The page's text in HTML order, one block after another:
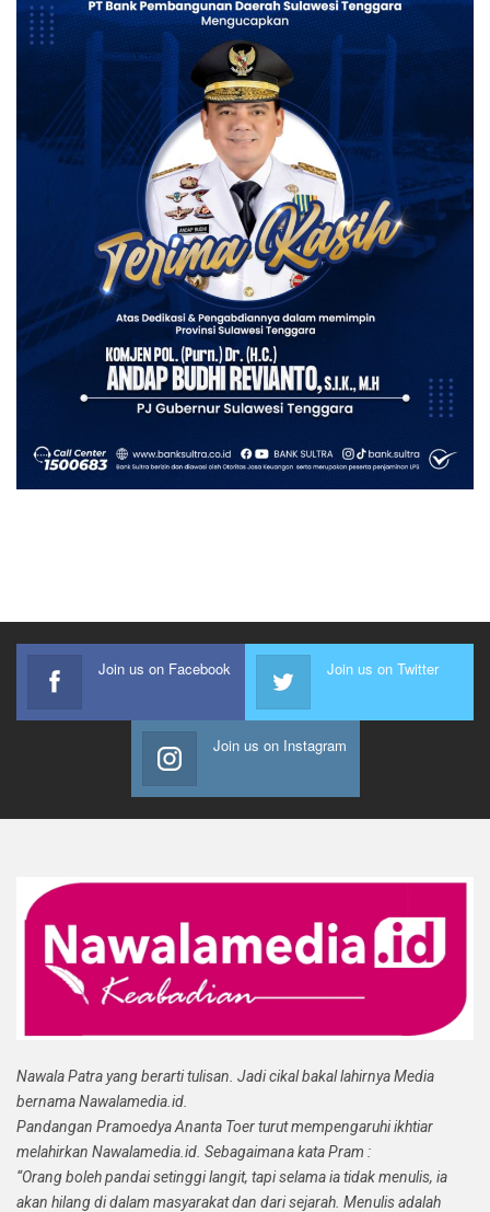
Join us on Facebook Join us on Twitter
Join us on Instagram
Nawala Patra yang berarti tulisan. Jadi cikal bakal lahirnya Media
bernama Nawalamedia.id.
Pandangan Pramoedya Ananta Toer turut mempengaruhi ikhtiar
melahirkan Nawalamedia.id. Sebagaimana kata Pram :
“Orang boleh pandai setinggi langit, tapi selama ia tidak menulis, ia
akan hilang di dalam masyarakat dan dari sejarah. Menulis adalah